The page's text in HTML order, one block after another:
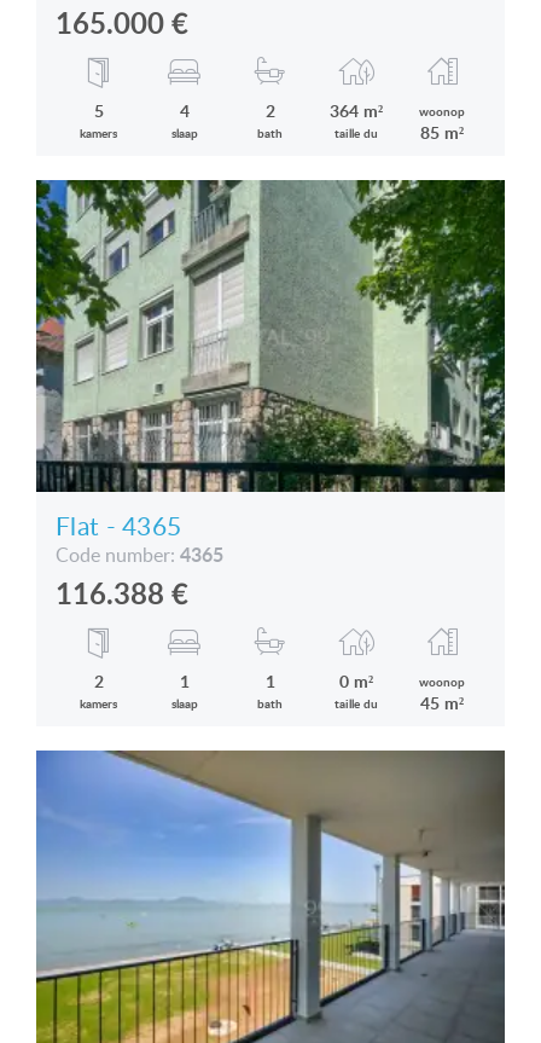
165.000€
5
kamers
4
slaap
2
bath
364 m²
taille du
woonop
85 m²
Flat - 4365
Code number: 4365
116.388 €
2
kamers
1
slaap
1
bath
0 m²
taille du
woonop
45 m²